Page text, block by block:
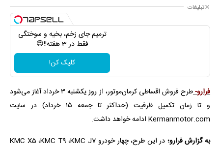
تبلیغات
ترمیم جای زخم، بخیه و سوختگی
فقط در 3 هفته!!😍
کلیک کن!
فرارو-
طرح فروش اقساطی کرمان‌موتور، از روز یکشنبه ۳ خرداد آغاز می‌شود
و تا زمان تکمیل ظرفیت (حداکثر تا جمعه ۱۵ خرداد) در سایت
Kermanmotor.com ادامه خواهد داشت.
به گزارش فرارو؛
در این طرح، چهار خودرو KMC X5 ،KMC T9 ،KMC J7